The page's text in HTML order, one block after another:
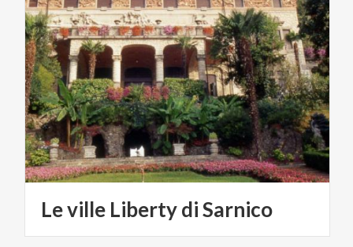
Leville LibertydiSarnico